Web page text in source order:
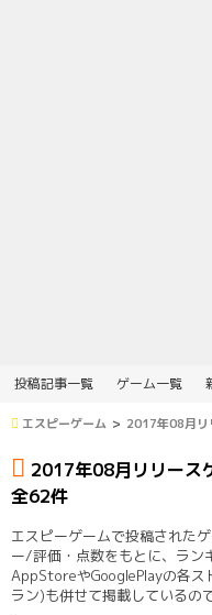
投稿記事一覧 ゲーム一覧
エスピーゲーム 2017年08月リ
2017年08月リリース
全62件
エスピーゲームで投稿された
ー/評価・点数をもとに、ラン
AppStoreやGooglePlayの各ス
ラン)も併せて掲載しているの